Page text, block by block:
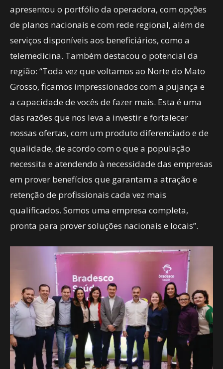
apresentou o portfólio da operadora, com opções
de planos nacionais e com rede regional, além de
serviços disponíveis aos beneficiários, como a
telemedicina. Também destacou o potencial da
região: “Toda vez que voltamos ao Norte do Mato
Grosso, ficamos impressionados com a pujança e
a capacidade de vocês de fazer mais. Esta é uma
das razões que nos leva a investir e fortalecer
nossas ofertas, com um produto diferenciado e de
qualidade, de acordo com o que a população
necessita e atendendo à necessidade das empresas
em prover benefícios que garantam a atração e
retenção de profissionais cada vez mais
qualificados. Somos uma empresa completa,
pronta para prover soluções nacionais e locais”.